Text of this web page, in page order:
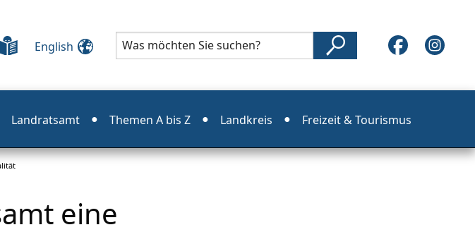
English
Landratsamt Themen A bis Z Landkreis Freizeit & Tourismus
eine